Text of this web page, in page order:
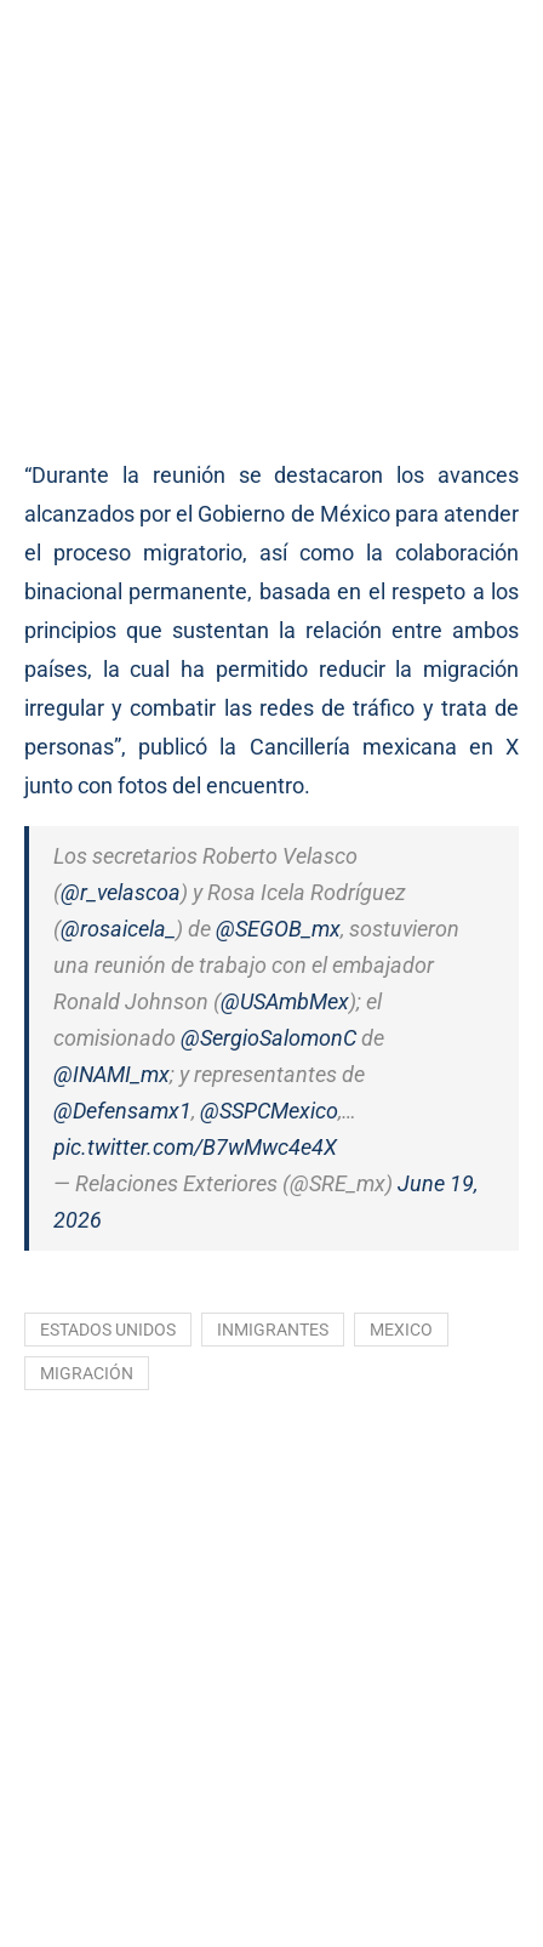
“Durante la reunión se destacaron los avances
alcanzados por el Gobierno de México para atender
el proceso migratorio, así como la colaboración
binacional permanente, basada en el respeto a los
principios que sustentan la relación entre ambos
países, la cual ha permitido reducir la migración
irregular y combatir las redes de tráfico y trata de
personas”, publicó la Cancillería mexicana en X
junto con fotos del encuentro.
Los secretarios Roberto Velasco
(@r_velascoa) y Rosa Icela Rodríguez
(@rosaicela_ ) de@SEGOB_mx, sostuvieron
una reunión de trabajo con el embajador
Ronald Johnson (@USAmbMex); el
comisionado @SergioSalomonCde
@INAMI_mx; y representantes de
@Defensamx1, @SSPCMexico,…
pic.twitter.com/B7wMwc4e4X
— Relaciones Exteriores (@SRE_mx) June 19,
2026
ESTADOS UNIDOS INMIGRANTES MEXICO
MIGRACIÓN